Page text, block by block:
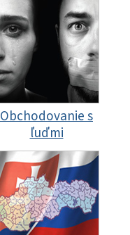
Obchodovanie s
ľuďmi